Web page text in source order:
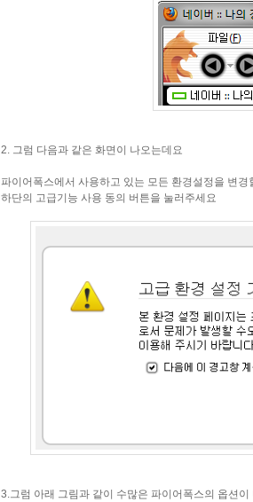
2. 그럼 다음과 같은 화면이 나오는데요
파이어폭스에서 사용하고 있는 모든 환경설정을 변
하단의 고급기능 사용 동의 버튼을 눌러주세요
3.그럼 아래 그림과 같이 수많은 파이어폭스의 옵션